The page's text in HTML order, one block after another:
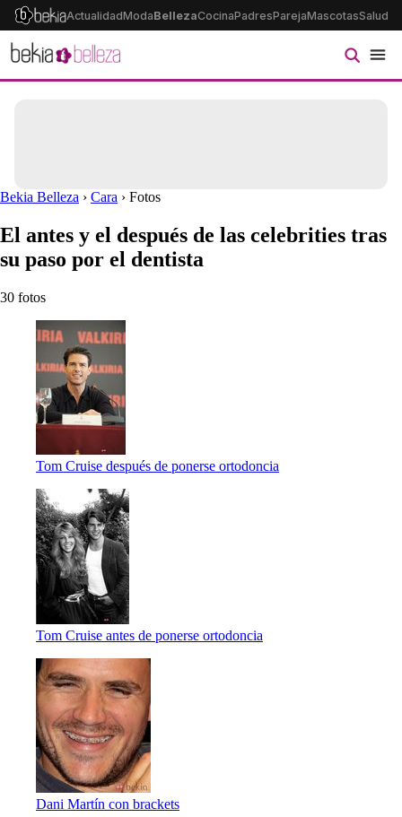
ActualidadModaBellezaCocinaPadresParejaMascotasSalud
Bekia Belleza › Cara › Fotos
El antes y el después de las celebrities tras
su paso por el dentista
30 fotos
Tom Cruise después de ponerse ortodoncia
Tom Cruise antes de ponerse ortodoncia
Dani Martín con brackets